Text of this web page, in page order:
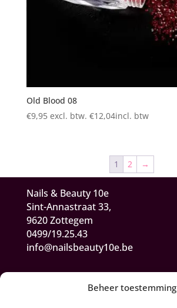
Beheer toestemming
Old Blood 08
€9,95 excl. btw. €12,04incl. btw
1 2 →
Nails & Beauty 10e
Sint-Annastraat 33,
9620 Zottegem
0499/19.25.43
info@nailsbeauty10e.be